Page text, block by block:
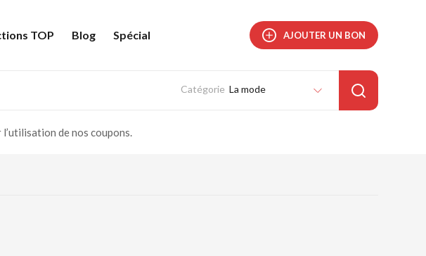
TOP Blog Spécial AJOUTER UN BON
La mode
de nos coupons.